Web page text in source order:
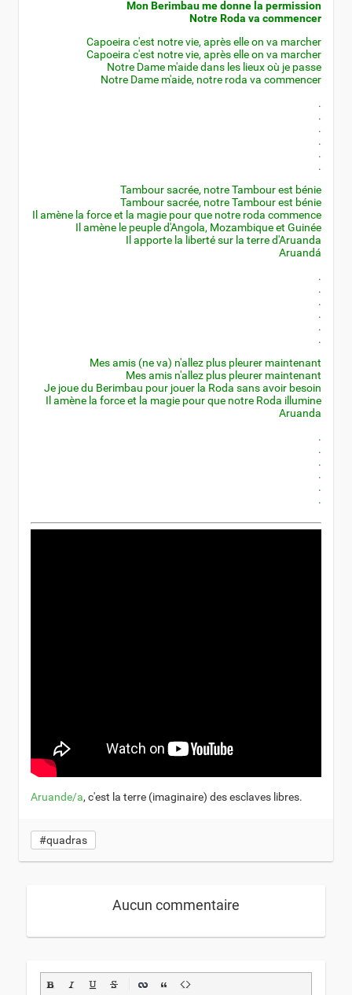
Mon Berimbau me donne la permission
Notre Roda va commencer
Capoeira c'est notre vie, après elle on va marcher
Capoeira c'est notre vie, après elle on va marcher
Notre Dame m'aide dans les lieux où je passe
Notre Dame m'aide, notre roda va commencer
.
.
.
.
.
.
Tambour sacrée, notre Tambour est bénie
Tambour sacrée, notre Tambour est bénie
Il amène la force et la magie pour que notre roda commence
Il amène le peuple d'Angola, Mozambique et Guinée
Il apporte la liberté sur la terre d'Aruanda
Aruandá
.
.
.
.
.
.
Mes amis (ne va) n'allez plus pleurer maintenant
Mes amis n'allez plus pleurer maintenant
Je joue du Berimbau pour jouer la Roda sans avoir besoin
Il amène la force et la magie pour que notre Roda illumine
Aruanda
.
.
.
.
.
.
Aruande/a, c'est la terre (imaginaire) des esclaves libres.
#quadras
Aucun commentaire